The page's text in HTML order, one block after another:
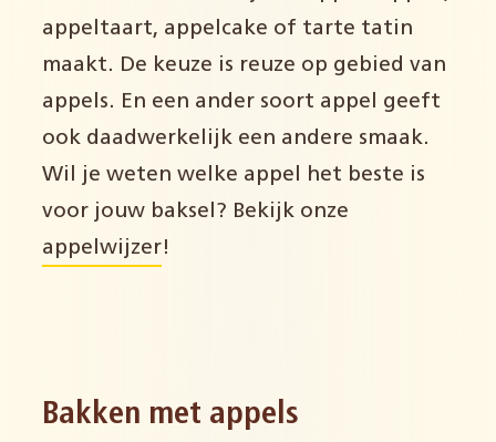
appeltaart, appelcake of tarte tatin
maakt. De keuze is reuze op gebied van
appels. En een ander soort appel geeft
ook daadwerkelijk een andere smaak.
Wil je weten welke appel het beste is
voor jouw baksel? Bekijk onze
appelwijzer!
Bakken met appels